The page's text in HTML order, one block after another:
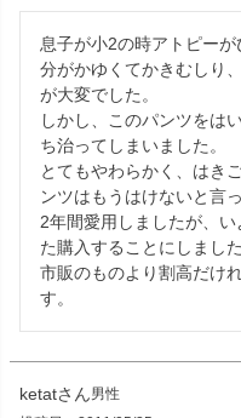
息子が小2の時アトピー
分がかゆくてかきむしり
が大変でした。
しかし、このパンツをは
ち治ってしまいました。
とてもやわらかく、はき
ンツはもうはけないと言
2年間愛用しましたが、
た購入することにしました
市販のものより割高だけ
す。
ketat
男性